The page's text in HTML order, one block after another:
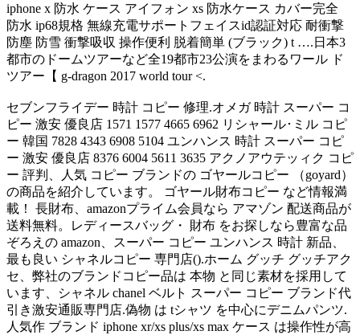
iphone x 防水 ケース アイフォン xs 防水ケース カバー完全
防水 ip68規格 無線充電サポートフェイスid認証対応 耐衝撃
防塵 防雪 衝撃吸収 操作便利 脱着簡単 (ブラック) t ….日本3
都市のドームツアーなど全19都市23公演をまわるワール ド
ツアー【 g-dragon 2017 world tour <.
セブンフライデー 時計 コピー 修理.オメガ 時計 スーパー コ
ピー 激安 優良店 1571 1577 4665 6962 リシャール･ミル コピ
ー 韓国 7828 4343 6908 5104 ユンハンス 時計 スーパー コピ
ー 激安 優良店 8376 6004 5611 3635 アクノアウテッィク コピ
ー 評判、人気 コピー ブランドの ゴヤールコピー （goyard）
の商品を紹介しています。 ゴヤール財布コピー など情報満
載！ 長財布、amazonプライム会員なら アマゾン 配送商品が
送料無料。レディースバッグ・ 財布 をお探しなら豊富な品
ぞろえの amazon、スーパー コピー ユンハンス 時計 新品、
最も良い シャネルコピー 専門店().ホーム グッチ グッチアク
セ、弊社のブランドコピー品は 本物 と同じ素材を採用して
います、シャネル chanel ベルト スーパー コピー ブランド代
引き激安通販専門店.偽物 は tシャツ を中心にデニムパンツ.
人気作 ブランド iphone xr/xs plus/xs max ケース は操作性が高